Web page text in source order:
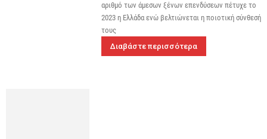
αριθμό των άμεσων ξένων επενδύσεων πέτυχε το
2023 η Ελλάδα ενώ βελτιώνεται η ποιοτική σύνθεσή
τους
Διαβάστε περισσότερα